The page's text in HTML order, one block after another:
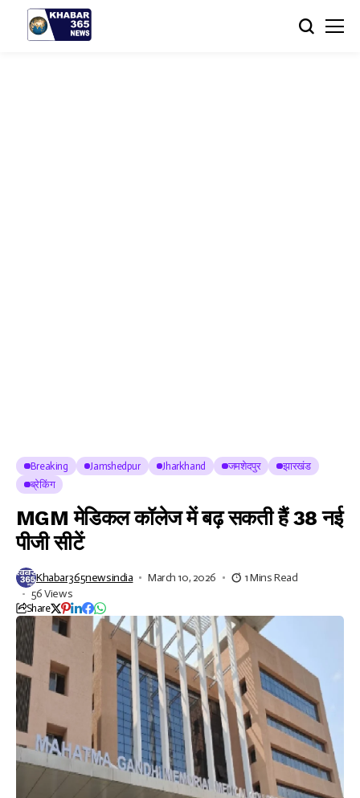
Breaking Jamshedpur Jharkhand जमशेदपुर
झारखंड
ब्रेकिंग
MGM मेडिकल कॉलेज में बढ़ सकती हैं 38 नई
पीजी सीटें
Khabar365newsindia March 10, 2026
1 Mins Read
56 Views
Share